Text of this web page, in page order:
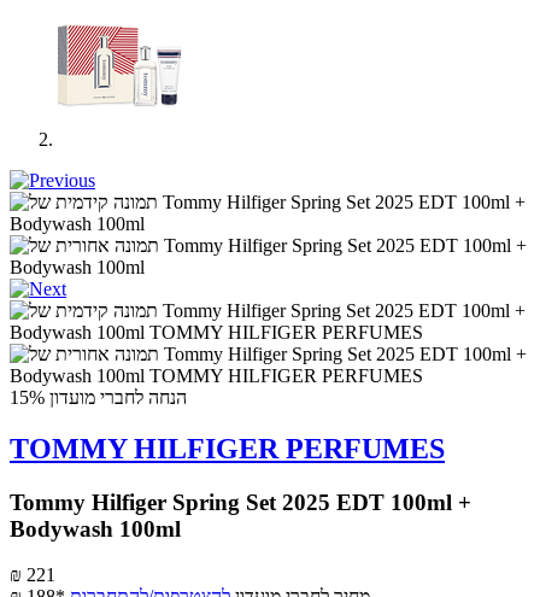
הנחה לחברי מועדון 15%
TOMMY HILFIGER PERFUMES
Tommy Hilfiger Spring Set 2025 EDT 100ml +
Bodywash 100ml
₪ 221